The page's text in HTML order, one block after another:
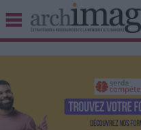
BIBLIOTHÈQUE ÉDITION
UNIVERS DATA
TRAVAIL COLLABORATIF